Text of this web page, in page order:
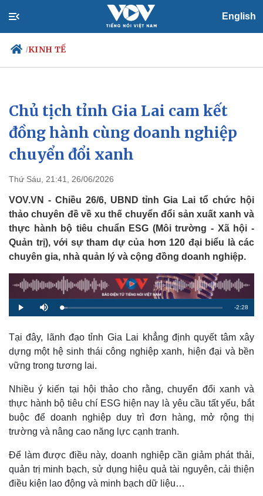
English
/KINH TẾ
Chính trị
Đảng
Tổ chức nhân sự
Quốc hội
Nhận diện sự thật
Xã hội
Dự báo thời tiết
Chủ tịch tỉnh Gia Lai cam kết
đồng hành cùng doanh nghiệp
chuyển đổi xanh
Thứ Sáu, 21:41, 26/06/2026
VOV.VN - Chiều 26/6, UBND tỉnh Gia Lai tổ chức hội
thảo chuyên đề về xu thế chuyển đổi sản xuất xanh và
thực hành bộ tiêu chuẩn ESG (Môi trường - Xã hội -
Quản trị), với sự tham dự của hơn 120 đại biểu là các
chuyên gia, nhà quản lý và cộng đồng doanh nghiệp.
P
l
M
u
L
o
3
6
6
R
T
-2:28
Tại đây, lãnh đạo tỉnh Gia Lai khẳng định quyết tâm xây
dựng một hệ sinh thái công nghiệp xanh, hiện đại và bền
vững trong tương lai.
Nhiều ý kiến tại hội thảo cho rằng, chuyển đổi xanh và
thực hành bộ tiêu chí ESG hiện nay là yêu cầu tất yếu, bắt
buộc để doanh nghiệp duy trì đơn hàng, mở rộng thị
trường và nâng cao năng lực cạnh tranh.
Để làm được điều này, doanh nghiệp cần giảm phát thải,
quản trị minh bạch, sử dụng hiệu quả tài nguyên, cải thiện
điều kiện lao động và minh bạch dữ liệu…